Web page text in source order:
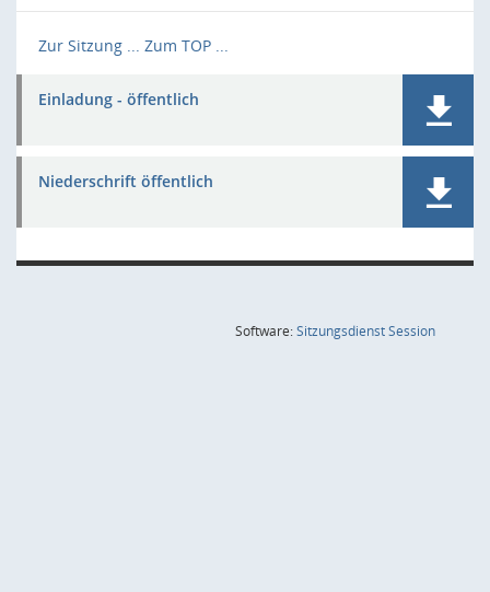
Zur Sitzung ... Zum TOP ...
Einladung - öffentlich
Niederschrift öffentlich
Software:SitzungsdienstSession(Wird in